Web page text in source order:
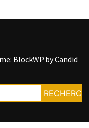
BlockWP byCandid